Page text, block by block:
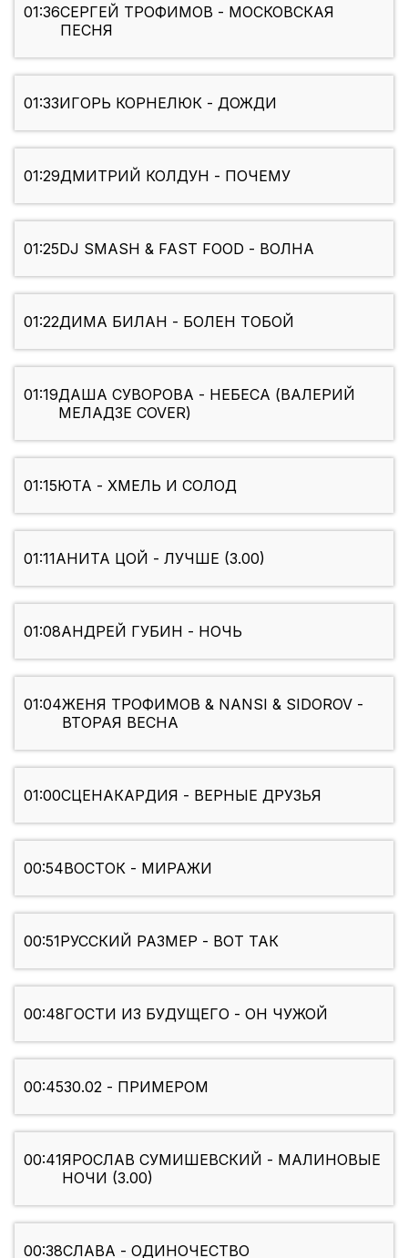
01:36СЕРГЕЙ ТРОФИМОВ - МОСКОВСКАЯ
ПЕСНЯ
01:33ИГОРЬ КОРНЕЛЮК - ДОЖДИ
01:29ДМИТРИЙ КОЛДУН - ПОЧЕМУ
01:25DJ SMASH & FAST FOOD - ВОЛНА
01:22ДИМА БИЛАН - БОЛЕН ТОБОЙ
01:19ДАША СУВОРОВА - НЕБЕСА (ВАЛЕРИЙ
МЕЛАДЗЕ COVER)
01:15ЮТА - ХМЕЛЬ И СОЛОД
01:11АНИТА ЦОЙ - ЛУЧШЕ (3.00)
01:08АНДРЕЙ ГУБИН - НОЧЬ
01:04ЖЕНЯ ТРОФИМОВ & NANSI & SIDOROV -
ВТОРАЯ ВЕСНА
01:00СЦЕНАКАРДИЯ - ВЕРНЫЕ ДРУЗЬЯ
00:54ВОСТОК - МИРАЖИ
00:51РУССКИЙ РАЗМЕР - ВОТ ТАК
00:48ГОСТИ ИЗ БУДУЩЕГО - ОН ЧУЖОЙ
00:4530.02 - ПРИМЕРОМ
00:41ЯРОСЛАВ СУМИШЕВСКИЙ - МАЛИНОВЫЕ
НОЧИ (3.00)
00:38СЛАВА - ОДИНОЧЕСТВО